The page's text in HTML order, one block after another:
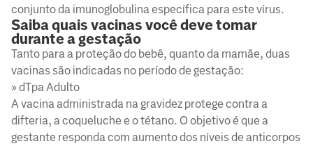
conjunto da imunoglobulina específica para este vírus.
Saiba quais vacinas você deve tomar
durante a gestação
Tanto para a proteção do bebê, quanto da mamãe, duas
vacinas são indicadas no período de gestação:
» dTpa Adulto
A vacina administrada na gravidez protege contra a
difteria, a coqueluche e o tétano. O objetivo é que a
gestante responda com aumento dos níveis de anticorpos